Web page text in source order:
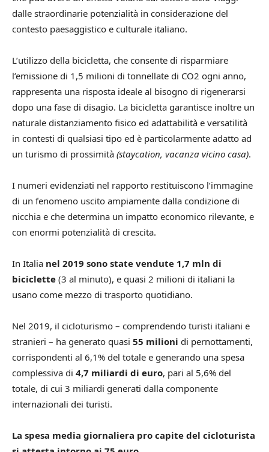
dalle straordinarie potenzialità in considerazione del
contesto paesaggistico e culturale italiano.
L’utilizzo della bicicletta, che consente di risparmiare
l’emissione di 1,5 milioni di tonnellate di CO2 ogni anno,
rappresenta una risposta ideale al bisogno di rigenerarsi
dopo una fase di disagio. La bicicletta garantisce inoltre un
naturale distanziamento fisico ed adattabilità e versatilità
in contesti di qualsiasi tipo ed è particolarmente adatto ad
un turismo di prossimità (staycation, vacanza vicino casa).
I numeri evidenziati nel rapporto restituiscono l’immagine
di un fenomeno uscito ampiamente dalla condizione di
nicchia e che determina un impatto economico rilevante, e
con enormi potenzialità di crescita.
In Italia nel 2019 sono state vendute 1,7 mln di
biciclette (3 al minuto), e quasi 2 milioni di italiani la
usano come mezzo di trasporto quotidiano.
Nel 2019, il cicloturismo – comprendendo turisti italiani e
stranieri – ha generato quasi 55 milioni di pernottamenti,
corrispondenti al 6,1% del totale e generando una spesa
complessiva di 4,7 miliardi di euro, pari al 5,6% del
totale, di cui 3 miliardi generati dalla componente
internazionali dei turisti.
La spesa media giornaliera pro capite del cicloturista